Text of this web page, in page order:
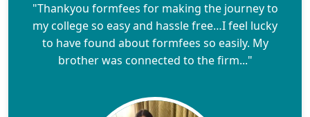
"Thankyou formfees for making the journey to
my college so easy and hassle free…I feel lucky
to have found about formfees so easily. My
brother was connected to the firm..."